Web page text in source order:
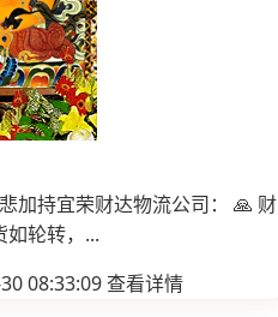
加持宜荣财达物流公司： 🙏 财
轮转，...
08:33:09查看详情